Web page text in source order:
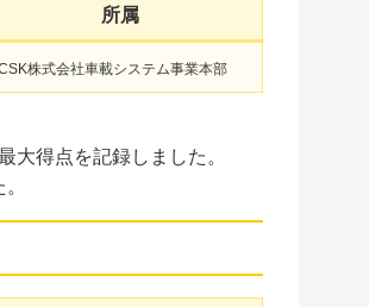
所属
株式会社車載システム事業本部
大得点を記録しました。